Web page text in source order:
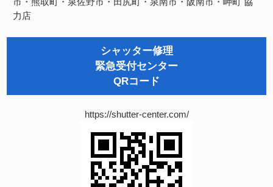
力店
シャッター修理
緊急受付センター
QRコード
https://shutter-center.com/